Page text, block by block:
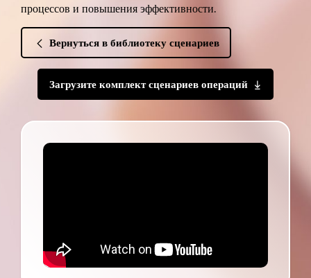
процессов и повышения эффективности.
Вернуться в библиотеку сценариев
Загрузите комплект сценариев операций